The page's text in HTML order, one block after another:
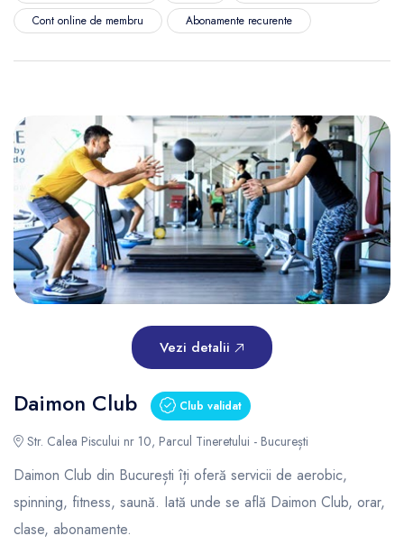
Cont online de membru
Abonamente recurente
Vezi detalii
Daimon Club Club validat
Str. Calea Piscului nr 10, Parcul Tineretului - București
Daimon Club din București îți oferă servicii de aerobic,
spinning, fitness, saună. Iată unde se află Daimon Club, orar,
clase, abonamente.